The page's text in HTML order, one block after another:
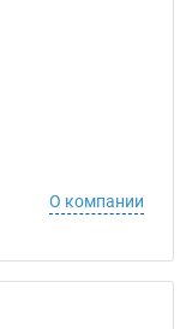
О компании